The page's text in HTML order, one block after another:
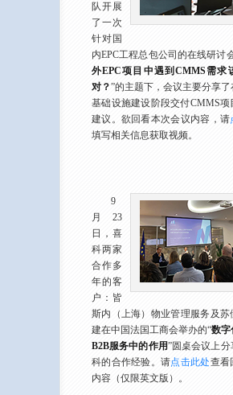
队开展
了一次
针对国
内EPC工程总包公司的在线研讨
外EPC项目中遇到CMMS需求
对？”的主题下，会议主要分享了
基础设施建设阶段交付CMMS项
建议。欲回看本次会议内容，请
填写相关信息获取视频。
9
月23
日，喜
科两家
合作多
年的客
户：皆
斯内（上海）物业管理服务及苏
建在中国法国工商会举办的“数字
B2B服务中的作用”圆桌会议上
科的合作经验。请点击此处查看
内容（仅限英文版）。